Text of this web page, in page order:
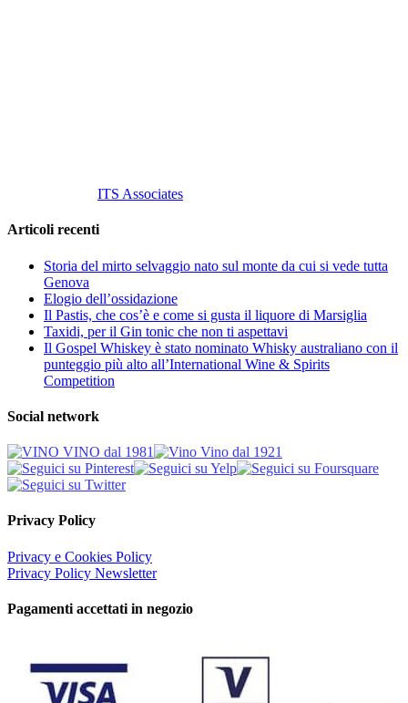
ITS Associates
Articoli recenti
Storia del mirto selvaggio nato sul monte da cui si vede tutta
Genova
Elogio dell’ossidazione
Il Pastis, che cos’è e come si gusta il liquore di Marsiglia
Taxidi, per il Gin tonic che non ti aspettavi
Il Gospel Whiskey è stato nominato Whisky australiano con il
punteggio più alto all’International Wine & Spirits
Competition
Social network
Privacy Policy
Privacy e Cookies Policy
Privacy Policy Newsletter
Pagamenti accettati in negozio